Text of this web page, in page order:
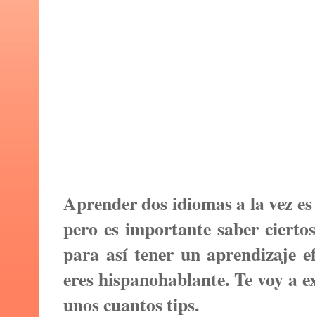
Aprender dos idiomas a la vez
pero es importante saber
para así tener un aprendizaje
eres hispanohablante. Te voy a
unos cuantos tips.